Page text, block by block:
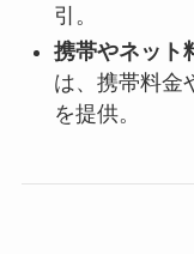
引。
携帯やネット
は、携帯料金
を提供。